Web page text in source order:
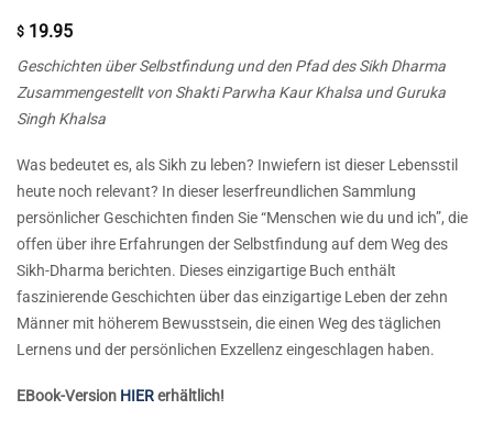
$ 19.95
Geschichten über Selbstfindung und den Pfad des Sikh Dharma
Zusammengestellt von Shakti Parwha Kaur Khalsa und Guruka
Singh Khalsa
Was bedeutet es, als Sikh zu leben? Inwiefern ist dieser Lebensstil
heute noch relevant? In dieser leserfreundlichen Sammlung
persönlicher Geschichten finden Sie “Menschen wie du und ich”, die
offen über ihre Erfahrungen der Selbstfindung auf dem Weg des
Sikh-Dharma berichten. Dieses einzigartige Buch enthält
faszinierende Geschichten über das einzigartige Leben der zehn
Männer mit höherem Bewusstsein, die einen Weg des täglichen
Lernens und der persönlichen Exzellenz eingeschlagen haben.
EBook-Version HIERerhältlich!